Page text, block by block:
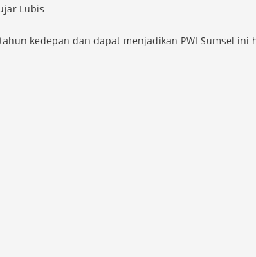
Lubis
kedepan dan dapat menjadikan PWI Sumsel